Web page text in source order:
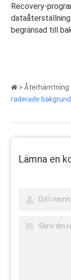
Recovery-
begränsad till
>Återhämtning
raderade
Lämna en